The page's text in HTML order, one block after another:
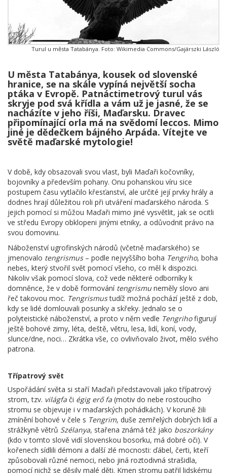
Turul u města Tatabánya. Foto: Wikimedia Commons/Gajárszki László
U města Tatabánya, kousek od slovenské
hranice, se na skále vypíná největší socha
ptáka v Evropě. Patnáctimetrový turul vás
skryje pod svá křídla a vám už je jasné, že se
nacházíte v jeho říši, Maďarsku. Dravec
připomínající orla má na svědomí leccos. Mimo
jiné je dědečkem bájného Arpáda. Vítejte ve
světě maďarské mytologie!
V době, kdy obsazovali svou vlast, byli Maďaři kočovníky,
bojovníky a především pohany. Onu pohanskou víru sice
postupem času vytlačilo křesťanství, ale určité její prvky hrály a
dodnes hrají důležitou roli při utváření maďarského národa. S
jejich pomocí si můžou Maďaři mimo jiné vysvětlit, jak se ocitli
ve středu Evropy obklopeni jinými etniky, a odůvodnit právo na
svou domovinu.
Náboženství ugrofinských národů (včetně maďarského) se
jmenovalo tengrismus– podle nejvyššího boha Tengriho, boha
nebes, který stvořil svět pomocí všeho, co měl k dispozici.
Nikoliv však pomocí slova, což vede některé odborníky k
domněnce, že v době formování tengrismu neměly slovo ani
řeč takovou moc. Tengrismustudíž možná pochází ještě z dob,
kdy se lidé domlouvali posunky a skřeky. Jednalo se o
polyteistické náboženství, a proto v něm vedle Tengrihofigurují
ještě bohové zimy, léta, deště, větru, lesa, lidí, koní, vody,
slunce/dne, noci… Zkrátka vše, co ovlivňovalo život, mělo svého
patrona.
Třípatrový svět
Uspořádání světa si staří Maďaři představovali jako třípatrový
strom, tzv. világfa či égig erő fa (motiv do nebe rostoucího
stromu se objevuje i v maďarských pohádkách). V koruně žili
zmínění bohové v čele s Tengrim, duše zemřelých dobrých lidí a
strážkyně větrů Szélanya, stařena známá též jako boszorkány
(kdo v tomto slově vidí slovenskou bosorku, má dobré oči). V
kořenech sídlili démoni a další zlé mocnosti: ďábel, čerti, kteří
způsobovali různé nemoci, nebo jiná roztodivná strašidla,
pomocí nichž se děsily malé děti. Kmen stromu patřil lidskému